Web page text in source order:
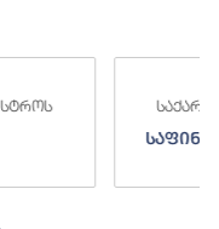
ფინანსთა
ანალიტიკური